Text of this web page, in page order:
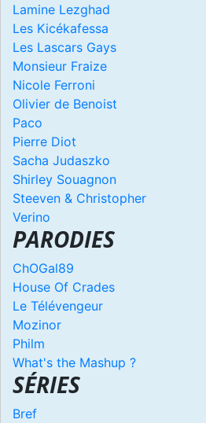
Lamine Lezghad
Les Kicékafessa
Les Lascars Gays
Monsieur Fraize
Nicole Ferroni
Olivier de Benoist
Paco
Pierre Diot
Sacha Judaszko
Shirley Souagnon
Steeven & Christopher
Verino
PARODIES
ChOGal89
House Of Crades
Le Télévengeur
Mozinor
Philm
What's the Mashup ?
SÉRIES
Bref